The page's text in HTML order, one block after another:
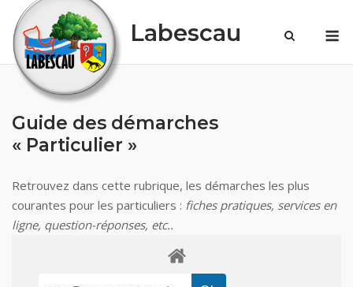
content
Labescau
Guide des démarches
« Particulier »
Retrouvez dans cette rubrique, les démarches les plus
courantes pour les particuliers : fiches pratiques, services en
ligne, question-réponses, etc..